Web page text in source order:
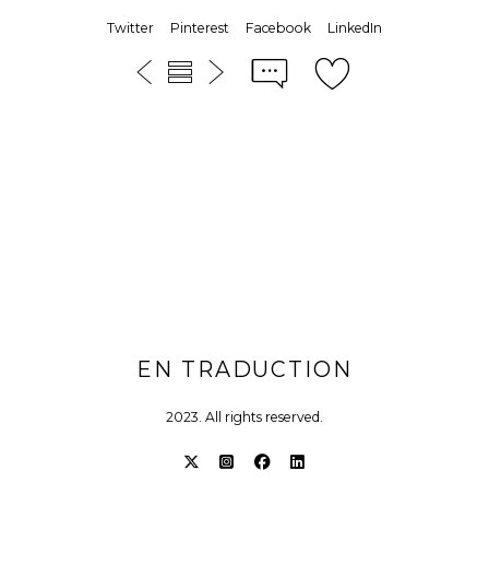
Twitter Pinterest Facebook LinkedIn
EN TRADUCTION
2023. All rights reserved.